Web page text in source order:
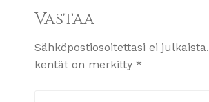
Vastaa
Sähköpostiosoitettasi ei julkaista.
kentät on merkitty *